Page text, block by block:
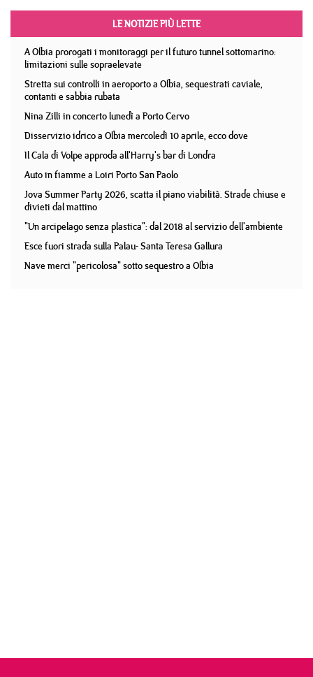
LE NOTIZIE PIÙ LETTE
A Olbia prorogati i monitoraggi per il futuro tunnel sottomarino:
limitazioni sulle sopraelevate
Stretta sui controlli in aeroporto a Olbia, sequestrati caviale,
contanti e sabbia rubata
Nina Zilli in concerto lunedì a Porto Cervo
Disservizio idrico a Olbia mercoledì 10 aprile, ecco dove
Il Cala di Volpe approda all'Harry's bar di Londra
Auto in fiamme a Loiri Porto San Paolo
Jova Summer Party 2026, scatta il piano viabilità. Strade chiuse e
divieti dal mattino
"Un arcipelago senza plastica": dal 2018 al servizio dell'ambiente
Esce fuori strada sulla Palau- Santa Teresa Gallura
Nave merci "pericolosa" sotto sequestro a Olbia